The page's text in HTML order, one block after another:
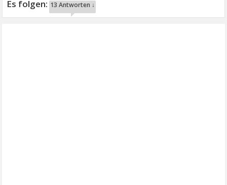
13 Antworten ↓